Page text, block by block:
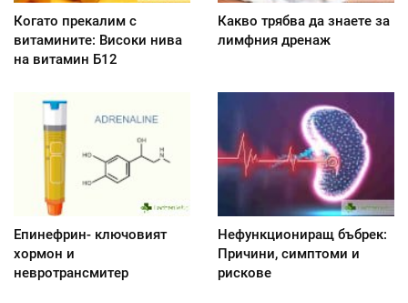
Когато прекалим с
витамините: Високи нива
на витамин Б12
Какво трябва да знаете за
лимфния дренаж
Епинефрин- ключовият
хормон и
невротрансмитер
Нефункциониращ бъбрек:
Причини, симптоми и
рискове